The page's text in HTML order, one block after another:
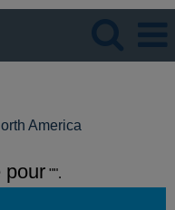
America
pour "".